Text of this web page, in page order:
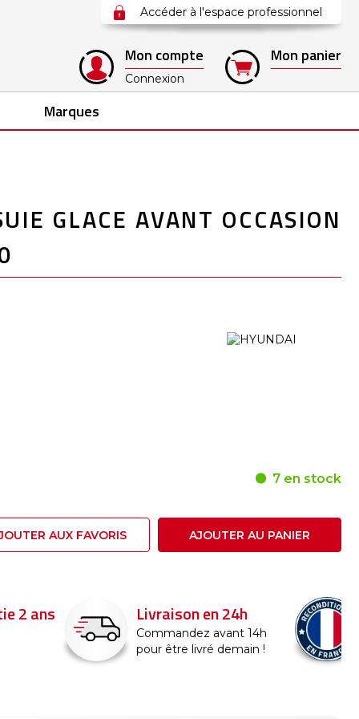
Accéder à l'espace professionnel
Mon compte
Connexion
Mon panier
Marques
GLACE AVANT OCCASION
7 en stock
AUX FAVORIS AJOUTER AU PANIER
Reconditionné en
France